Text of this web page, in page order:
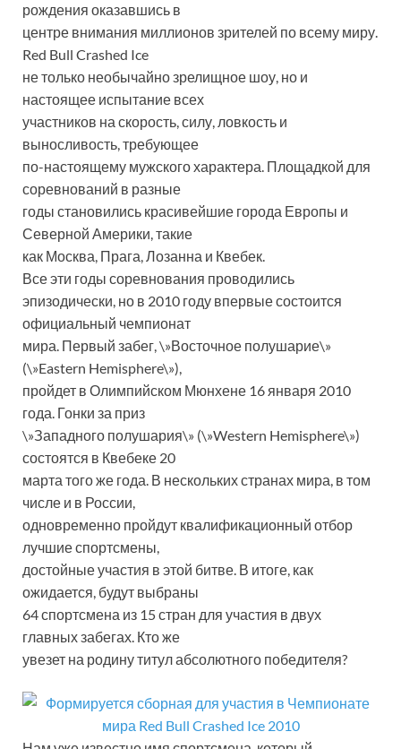
рождения оказавшись в
центре внимания миллионов зрителей по всему миру.
Red Bull Crashed Ice
не только необычайно зрелищное шоу, но и
настоящее испытание всех
участников на скорость, силу, ловкость и
выносливость, требующее
по-настоящему мужского характера. Площадкой для
соревнований в разные
годы становились красивейшие города Европы и
Северной Америки, такие
как Москва, Прага, Лозанна и Квебек.
Все эти годы соревнования проводились
эпизодически, но в 2010 году впервые состоится
официальный чемпионат
мира. Первый забег, \»Восточное полушарие\»
(\»Eastern Hemisphere\»),
пройдет в Олимпийском Мюнхене 16 января 2010
года. Гонки за приз
\»Западного полушария\» (\»Western Hemisphere\»)
состоятся в Квебеке 20
марта того же года. В нескольких странах мира, в том
числе и в России,
одновременно пройдут квалификационный отбор
лучшие спортсмены,
достойные участия в этой битве. В итоге, как
ожидается, будут выбраны
64 спортсмена из 15 стран для участия в двух
главных забегах. Кто же
увезет на родину титул абсолютного победителя?